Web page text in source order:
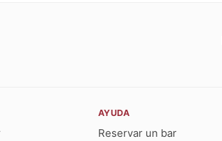
AYUDA
Reservar un bar